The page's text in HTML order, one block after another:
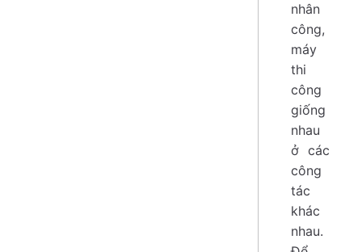
nhân
công,
máy
thi
công
giống
nhau
ở các
công
tác
khác
nhau.